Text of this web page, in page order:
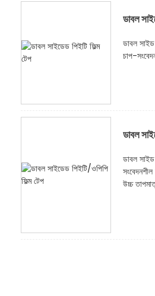
ডাবল
ডাবল
চাপ-
ডাবল
ডাবল
উচ্চ